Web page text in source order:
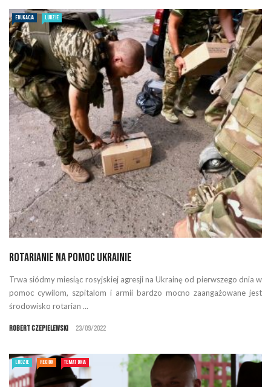
EDUKACJA LUDZIE
Rotarianie na pomoc Ukrainie
Trwa siódmy miesiąc rosyjskiej agresji na Ukrainę od pierwszego dnia w
pomoc cywilom, szpitalom i armii bardzo mocno zaangażowane jest
środowisko rotarian ...
Robert Czepielewski 23/09/2022
LUDZIE REGION TEMAT DNIA